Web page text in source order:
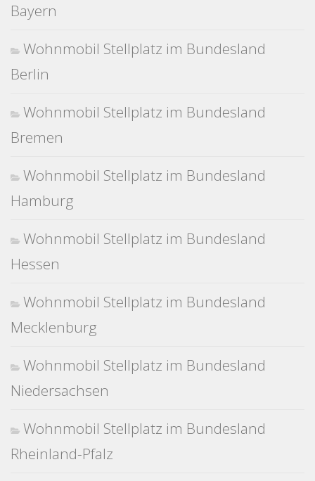
Bayern
Wohnmobil Stellplatz im Bundesland
Berlin
Wohnmobil Stellplatz im Bundesland
Bremen
Wohnmobil Stellplatz im Bundesland
Hamburg
Wohnmobil Stellplatz im Bundesland
Hessen
Wohnmobil Stellplatz im Bundesland
Mecklenburg
Wohnmobil Stellplatz im Bundesland
Niedersachsen
Wohnmobil Stellplatz im Bundesland
Rheinland-Pfalz